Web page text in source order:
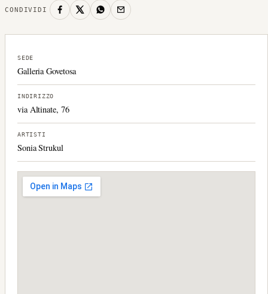
CONDIVIDI
SEDE
Galleria Govetosa
INDIRIZZO
via Altinate, 76
ARTISTI
Sonia Strukul